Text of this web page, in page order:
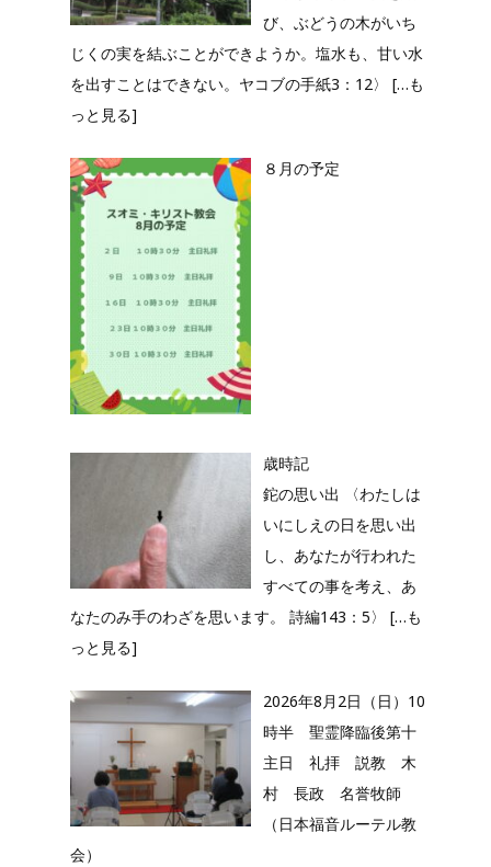
び、ぶどうの木がいち
じくの実を結ぶことができようか。塩水も、甘い水
を出すことはできない。ヤコブの手紙3：12〉 […も
っと見る]
８月の予定
歳時記
鉈の思い出 〈わたしは
いにしえの日を思い出
し、あなたが行われた
すべての事を考え、あ
なたのみ手のわざを思います。 詩編143：5〉 […も
っと見る]
2026年8月2日（日）10
時半 聖霊降臨後第十
主日 礼拝 説教 木
村 長政 名誉牧師
（日本福音ルーテル教
会）